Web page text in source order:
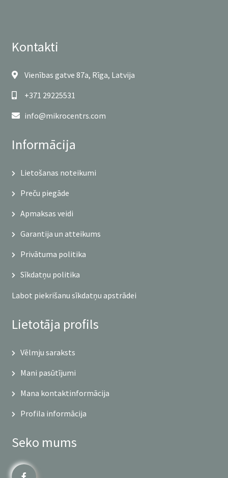
Kontakti
Vienības gatve 87a, Rīga, Latvija
+371 29225531
info@mikrocentrs.com
Informācija
Lietošanas noteikumi
Preču piegāde
Apmaksas veidi
Garantija un atteikums
Privātuma politika
Sīkdatņu politika
Labot piekrišanu sīkdatņu apstrādei
Lietotāja profils
Vēlmju saraksts
Mani pasūtījumi
Mana kontaktinformācija
Profila informācija
Seko mums